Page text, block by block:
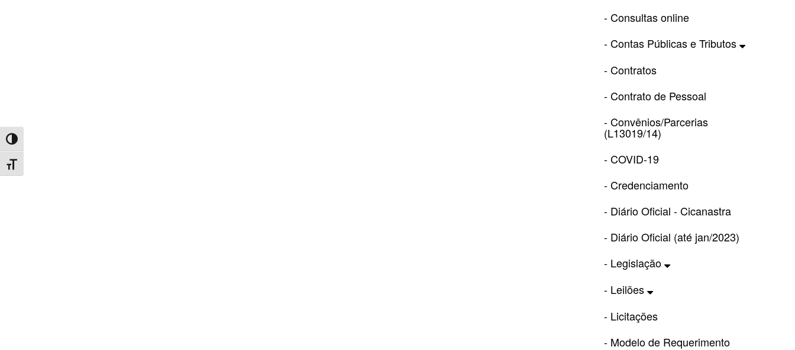
Toggle High Contrast
Toggle Font size
- Consultas online
- Contas Públicas e Tributos
- Contratos
- Contrato de Pessoal
- Convênios/Parcerias
(L13019/14)
- COVID-19
- Credenciamento
- Diário Oficial - Cicanastra
- Diário Oficial (até jan/2023)
- Legislação
- Leilões
- Licitações
- Modelo de Requerimento